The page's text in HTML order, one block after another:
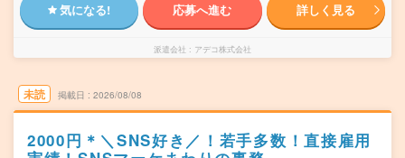
気になる! 応募へ進む 詳しく見る
派遣会社 アデコ株式会社
未読 掲載日 2026/08/08
2000円＊＼SNS好き／！若手多数！直接雇用